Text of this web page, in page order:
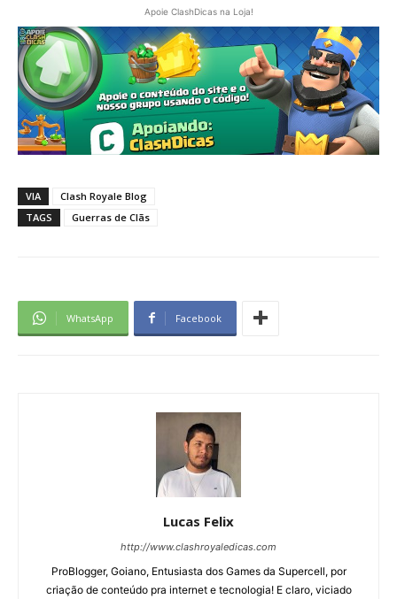
Apoie ClashDicas na Loja!
VIA
Clash Royale Blog
TAGS
Guerras de Clãs
WhatsApp Facebook
Lucas Felix
http://www.clashroyaledicas.com
ProBlogger, Goiano, Entusiasta dos Games da Supercell, por
criação de conteúdo pra internet e tecnologia! E claro, viciado